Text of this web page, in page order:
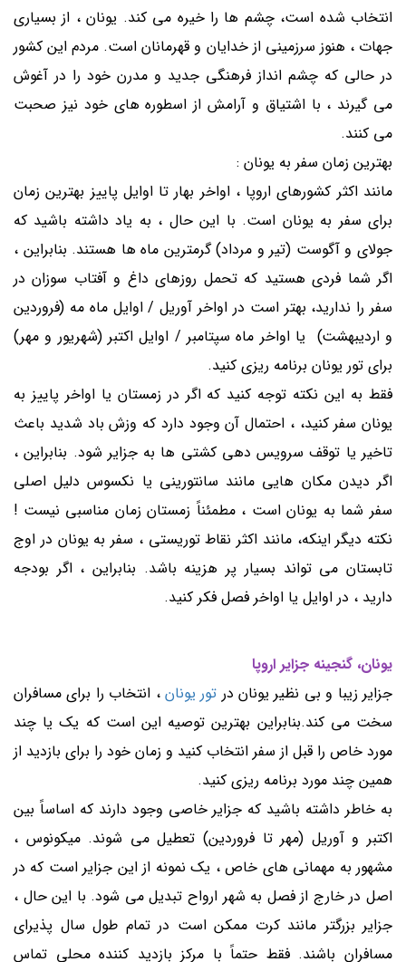
انتخاب شده است، چشم ها را خیره می کند. یونان ، از بسیاری
جهات ، هنوز سرزمینی از خدایان و قهرمانان است. مردم این کشور
در حالی که چشم انداز فرهنگی جدید و مدرن خود را در آغوش
می گیرند ، با اشتیاق و آرامش از اسطوره های خود نیز صحبت
می کنند.
بهترین زمان سفر به یونان :
مانند اکثر کشورهای اروپا ، اواخر بهار تا اوایل پاییز بهترین زمان
برای سفر به یونان است. با این حال ، به یاد داشته باشید که
جولای و آگوست (تیر و مرداد) گرمترین ماه ها هستند. بنابراین ،
اگر شما فردی هستید که تحمل روزهای داغ و آفتاب سوزان در
سفر را ندارید، بهتر است در اواخر آوریل / اوایل ماه مه (فروردین
و اردیبهشت) یا اواخر ماه سپتامبر / اوایل اکتبر (شهریور و مهر)
برای تور یونان برنامه ریزی کنید.
فقط به این نکته توجه کنید که اگر در زمستان یا اواخر پاییز به
یونان سفر کنید، ، احتمال آن وجود دارد که وزش باد شدید باعث
تاخیر یا توقف سرویس دهی کشتی ها به جزایر شود. بنابراین ،
اگر دیدن مکان هایی مانند سانتورینی یا نکسوس دلیل اصلی
سفر شما به یونان است ، مطمئناً زمستان زمان مناسبی نیست !
نکته دیگر اینکه، مانند اکثر نقاط توریستی ، سفر به یونان در اوج
تابستان می تواند بسیار پر هزینه باشد. بنابراین ، اگر بودجه
دارید ، در اوایل یا اواخر فصل فکر کنید.
یونان، گنجینه جزایر اروپا
جزایر زیبا و بی نظیر یونان در تور یونان ، انتخاب را برای مسافران
سخت می کند.بنابراین بهترین توصیه این است که یک یا چند
مورد خاص را قبل از سفر انتخاب کنید و زمان خود را برای بازدید از
همین چند مورد برنامه ریزی کنید.
به خاطر داشته باشید که جزایر خاصی وجود دارند که اساساً بین
اکتبر و آوریل (مهر تا فروردین) تعطیل می شوند. میکونوس ،
مشهور به مهمانی های خاص ، یک نمونه از این جزایر است که در
اصل در خارج از فصل به شهر ارواح تبدیل می شود. با این حال ،
جزایر بزرگتر مانند کرت ممکن است در تمام طول سال پذیرای
مسافران باشند. فقط حتماً با مرکز بازدید کننده محلی تماس